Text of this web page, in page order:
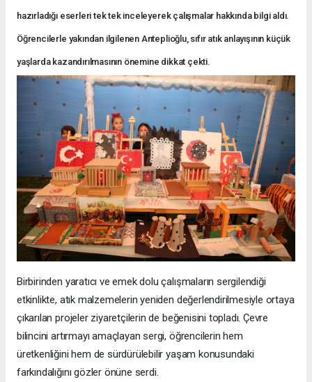
hazırladığı eserleri tek tek inceleyerek çalışmalar hakkında bilgi aldı.
Öğrencilerle yakından ilgilenen Anteplioğlu, sıfır atık anlayışının küçük
yaşlarda kazandırılmasının önemine dikkat çekti.
Birbirinden yaratıcı ve emek dolu çalışmaların sergilendiği
etkinlikte, atık malzemelerin yeniden değerlendirilmesiyle ortaya
çıkarılan projeler ziyaretçilerin de beğenisini topladı. Çevre
bilincini artırmayı amaçlayan sergi, öğrencilerin hem
üretkenliğini hem de sürdürülebilir yaşam konusundaki
farkındalığını gözler önüne serdi.